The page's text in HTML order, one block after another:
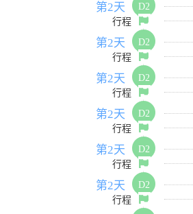
第2天
D2
行程
第2天
D2
行程
第2天
D2
行程
第2天
D2
行程
第2天
D2
行程
第2天
D2
行程